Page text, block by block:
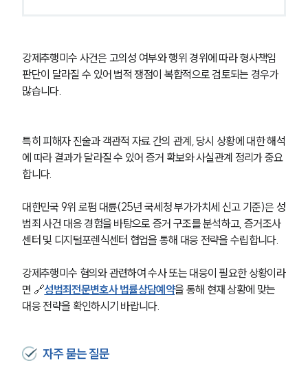
구성원 소개
소식/자료
법률 블로그
법률서식
뉴스레터/브로슈어
세미나
대륜법률상담예약
강제추행미수 사건은 고의성 여부와 행위 경위에 따라 형사책임
판단이 달라질 수 있어 법적 쟁점이 복합적으로 검토되는 경우가
많습니다.
특히 피해자 진술과 객관적 자료 간의 관계, 당시 상황에 대한 해석
에 따라 결과가 달라질 수 있어 증거 확보와 사실관계 정리가 중요
합니다.
대한민국 9위 로펌 대륜(25년 국세청 부가가치세 신고 기준)은 성
범죄 사건 대응 경험을 바탕으로 증거 구조를 분석하고, 증거조사
센터 및 디지털포렌식센터 협업을 통해 대응 전략을 수립합니다.
강제추행미수 혐의와 관련하여 수사 또는 대응이 필요한 상황이라
면 🔗성범죄전문변호사 법률상담예약을 통해 현재 상황에 맞는
대응 전략을 확인하시기 바랍니다.
자주 묻는 질문